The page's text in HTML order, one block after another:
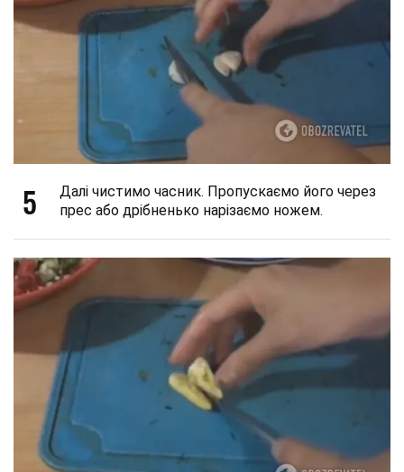
5
Далі чистимо часник. Пропускаємо його через
прес або дрібненько нарізаємо ножем.